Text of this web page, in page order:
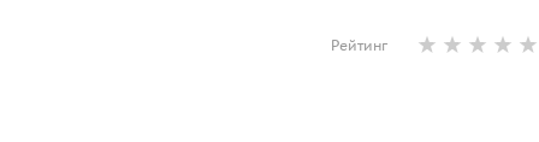
Рейтинг